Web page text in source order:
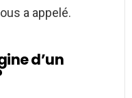
a appelé.
d’un